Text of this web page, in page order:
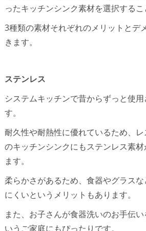
ったキッチンシンク素材を選択するこ
3種類の素材それぞれのメリットとデ
きます。
ステンレス
システムキッチンで昔からずっと使
す。
耐久性や耐熱性に優れているため、
のキッチンシンクにもステンレス素
ます。
柔らかさがあるため、食器やグラス
にくいというメリットもあります。
また、お子さんが食器洗いのお手伝
いうご家庭にもぴったりです。